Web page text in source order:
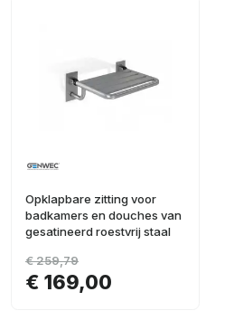
Opklapbare zitting voor
badkamers en douches van
gesatineerd roestvrij staal
€ 169,00
€ 259,79